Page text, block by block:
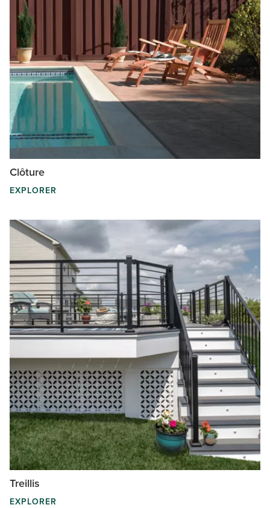
Clôture
EXPLORER
Treillis
EXPLORER